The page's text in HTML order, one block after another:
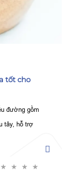
tốt cho
đường gồm
tây, hỗ trợ